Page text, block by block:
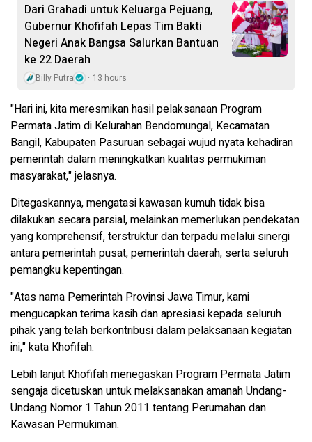
Dari Grahadi untuk Keluarga Pejuang,
Gubernur Khofifah Lepas Tim Bakti
Negeri Anak Bangsa Salurkan Bantuan
ke 22 Daerah
Billy Putra 13 hours
"Hari ini, kita meresmikan hasil pelaksanaan Program
Permata Jatim di Kelurahan Bendomungal, Kecamatan
Bangil, Kabupaten Pasuruan sebagai wujud nyata kehadiran
pemerintah dalam meningkatkan kualitas permukiman
masyarakat," jelasnya.
Ditegaskannya, mengatasi kawasan kumuh tidak bisa
dilakukan secara parsial, melainkan memerlukan pendekatan
yang komprehensif, terstruktur dan terpadu melalui sinergi
antara pemerintah pusat, pemerintah daerah, serta seluruh
pemangku kepentingan.
"Atas nama Pemerintah Provinsi Jawa Timur, kami
mengucapkan terima kasih dan apresiasi kepada seluruh
pihak yang telah berkontribusi dalam pelaksanaan kegiatan
ini," kata Khofifah.
Lebih lanjut Khofifah menegaskan Program Permata Jatim
sengaja dicetuskan untuk melaksanakan amanah Undang-
Undang Nomor 1 Tahun 2011 tentang Perumahan dan
Kawasan Permukiman.